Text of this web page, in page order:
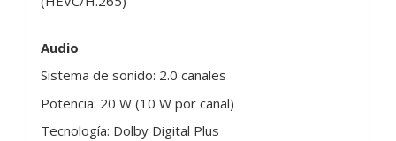
Audio
Sistema de sonido: 2.0 canales
Potencia: 20 W (10 W por canal)
Tecnología: Dolby Digital Plus